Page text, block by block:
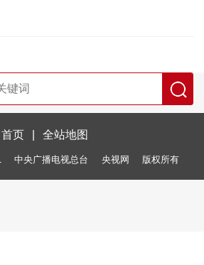
首页 全站地图
中央广播电视总台 央视网 版权所有